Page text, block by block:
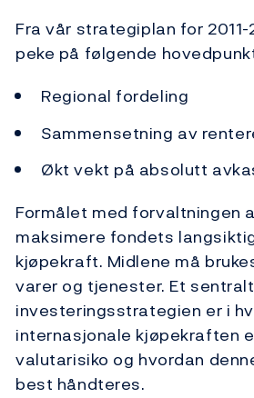
Fra vår strategiplan for 2011-
peke på følgende
Regional fordeling
Sammensetning av
Økt vekt på absolutt
Formålet med forvaltningen
maksimere fondets
kjøpekraft. Midlene må
varer og tjenester. Et
investeringsstrategien er i
internasjonale kjøpekraften
valutarisiko og hvordan
best håndteres.